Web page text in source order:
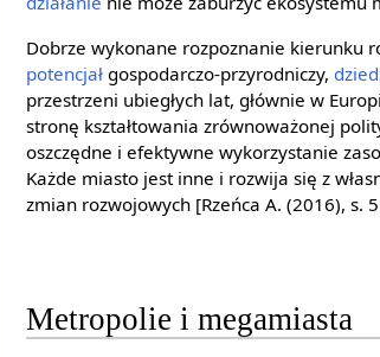
Dobrze wykonane rozpoznanie kierunku
potencjał gospodarczo-przyrodniczy,
przestrzeni ubiegłych lat, głównie w
stronę kształtowania zrównoważonej
oszczędne i efektywne wykorzystanie
Każde miasto jest inne i rozwija się z
zmian rozwojowych [Rzeńca A. (2016), s.
Metropolie i megamiasta